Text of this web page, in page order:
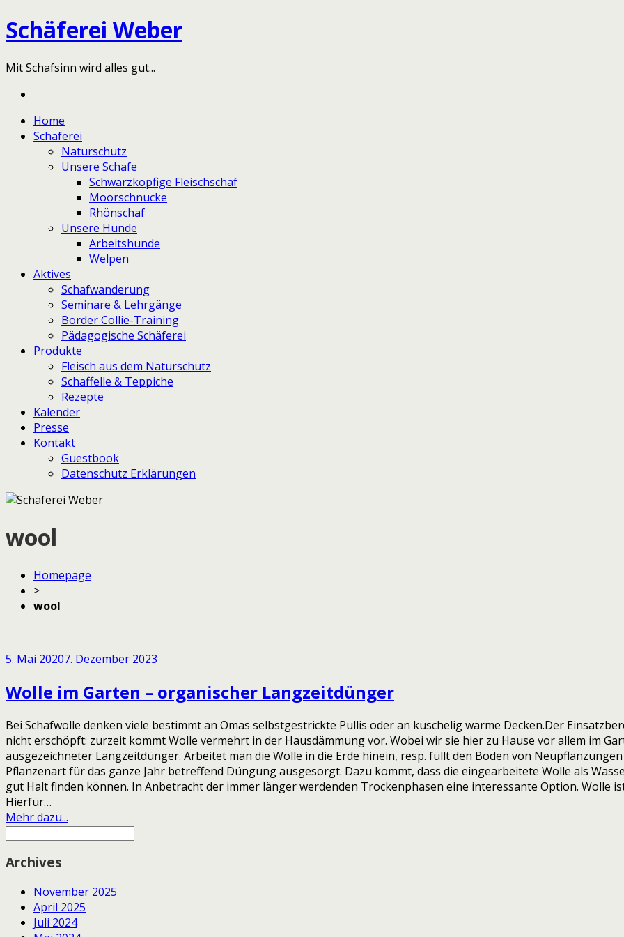
Schäferei Weber
Mit Schafsinn wird alles gut...
Home
Schäferei
Naturschutz
Unsere Schafe
Schwarzköpfige Fleischschaf
Moorschnucke
Rhönschaf
Unsere Hunde
Arbeitshunde
Welpen
Aktives
Schafwanderung
Seminare & Lehrgänge
Border Collie-Training
Pädagogische Schäferei
Produkte
Fleisch aus dem Naturschutz
Schaffelle & Teppiche
Rezepte
Kalender
Presse
Kontakt
Guestbook
Datenschutz Erklärungen
wool
Homepage
>
wool
5. Mai 20207. Dezember 2023
Wolle im Garten – organischer Langzeitdünger
Bei Schafwolle denken viele bestimmt an Omas selbstgestrickte Pullis oder an kuschelig warme Decken.Der
nicht erschöpft: zurzeit kommt Wolle vermehrt in der Hausdämmung vor. Wobei wir sie hier zu Hause vor allem im
ausgezeichneter Langzeitdünger. Arbeitet man die Wolle in die Erde hinein, resp. füllt den Boden von
Pflanzenart für das ganze Jahr betreffend Düngung ausgesorgt. Dazu kommt, dass die eingearbeitete Wolle als
gut Halt finden können. In Anbetracht der immer länger werdenden Trockenphasen eine interessante Option. Wolle
Hierfür…
Mehr dazu...
Archives
November 2025
April 2025
Juli 2024